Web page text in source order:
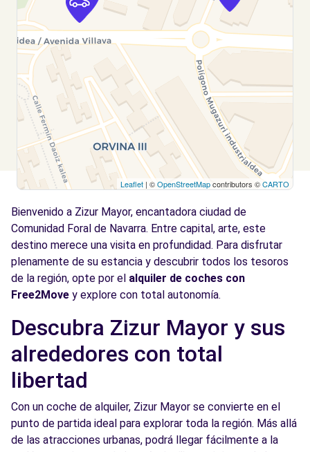
Leaflet | ©OpenStreetMapcontributors ©CARTO
Bienvenido a Zizur Mayor, encantadora ciudad de
Comunidad Foral de Navarra. Entre capital, arte, este
destino merece una visita en profundidad. Para disfrutar
plenamente de su estancia y descubrir todos los tesoros
de la región, opte por el alquiler de coches con
Free2Move y explore con total autonomía.
Descubra Zizur Mayor y sus
alrededores con total
libertad
Con un coche de alquiler, Zizur Mayor se convierte en el
punto de partida ideal para explorar toda la región. Más allá
de las atracciones urbanas, podrá llegar fácilmente a la